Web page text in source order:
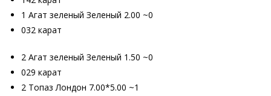
1 Агат зеленый Зеленый 2.00 ~0
032 карат
2 Агат зеленый Зеленый 1.50 ~0
029 карат
2 Топаз Лондон 7.00*5.00 ~1